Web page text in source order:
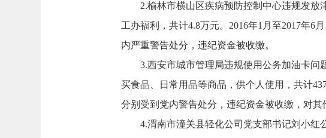
2.榆林市横山区疾病预防控制中心违规发放
工办福利，共计4.8万元。2016年1月至2017年6
内严重警告处分，违纪资金被收缴。
3.西安市城市管理局违规使用公务加油卡问
买食品、日常用品等商品，供个人使用，共计
分别受到党内警告处分，违纪资金被收缴，对其
4.渭南市潼关县轻化公司党支部书记刘小红